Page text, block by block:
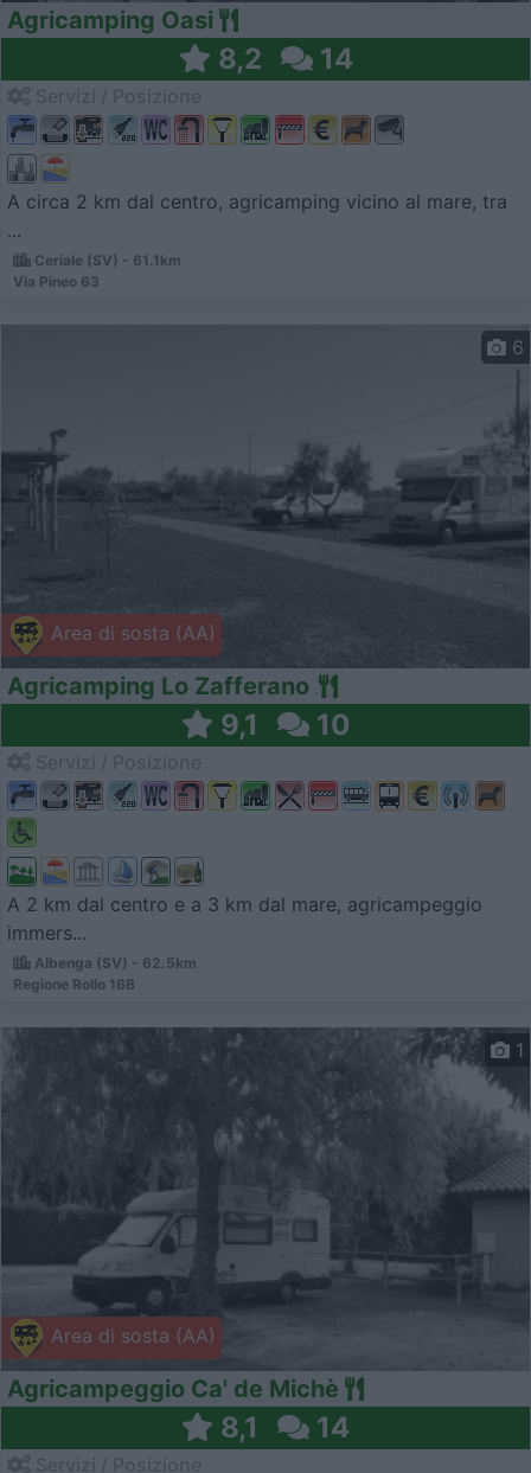
Agricamping Oasi
8,2 14
A circa 2 km dal centro, agricamping vicino al mare, tra
...
Ceriale (SV) - 61.1km
Via Pineo 63
Area di sosta (AA)
6
Agricamping Lo Zafferano
9,1 10
A 2 km dal centro e a 3 km dal mare, agricampeggio
immers...
Albenga (SV) - 62.5km
Regione Rollo 16B
Area di sosta (AA)
1
Agricampeggio Ca' de Michè
8,1 14